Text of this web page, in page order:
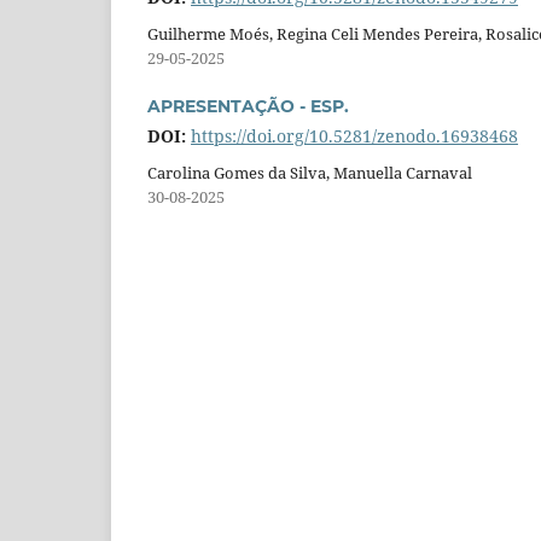
Guilherme Moés, Regina Celi Mendes Pereira,
29-05-2025
APRESENTAÇÃO - ESP.
DOI: https://doi.org/10.5281/zenodo.16938468
Carolina Gomes da Silva, Manuella Carnaval
30-08-2025